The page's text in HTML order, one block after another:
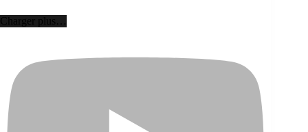
Charger plus…